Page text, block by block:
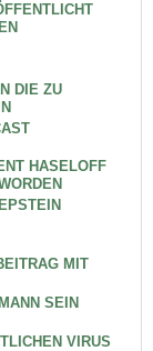
DIE ZU
HASELOFF
MIT
SEIN
VIRUS